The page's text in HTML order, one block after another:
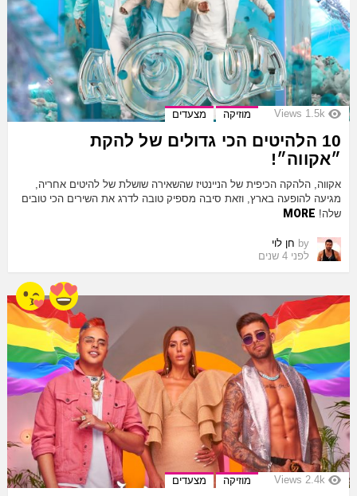
1.5k
Views מוזיקה מצעדים
10 הלהיטים הכי גדולים של להקת
״אקווה״!
אקווה, הלהקה הכיפית של הניינטיז שהשאירה שושלת של להיטים אחריה,
מגיעה להופעה בארץ, וזאת סיבה מספיק טובה לדרג את השירים הכי טובים
שלה! MORE
by חן לוי
לפני 4 שנים
2.4k
Views מוזיקה מצעדים